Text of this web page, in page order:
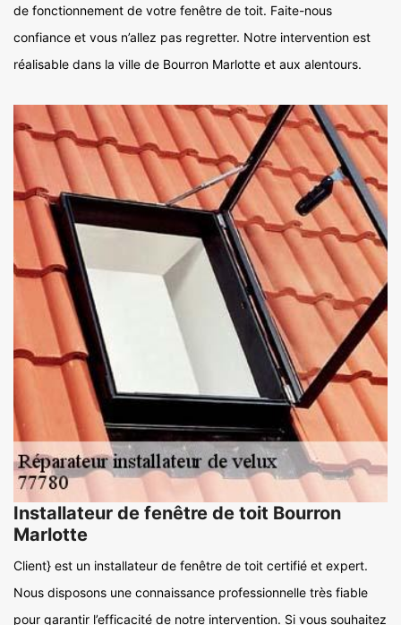
de fonctionnement de votre fenêtre de toit. Faite-nous
confiance et vous n’allez pas regretter. Notre intervention est
réalisable dans la ville de Bourron Marlotte et aux alentours.
Installateur de fenêtre de toit Bourron
Marlotte
Client} est un installateur de fenêtre de toit certifié et expert.
Nous disposons une connaissance professionnelle très fiable
pour garantir l’efficacité de notre intervention. Si vous souhaitez